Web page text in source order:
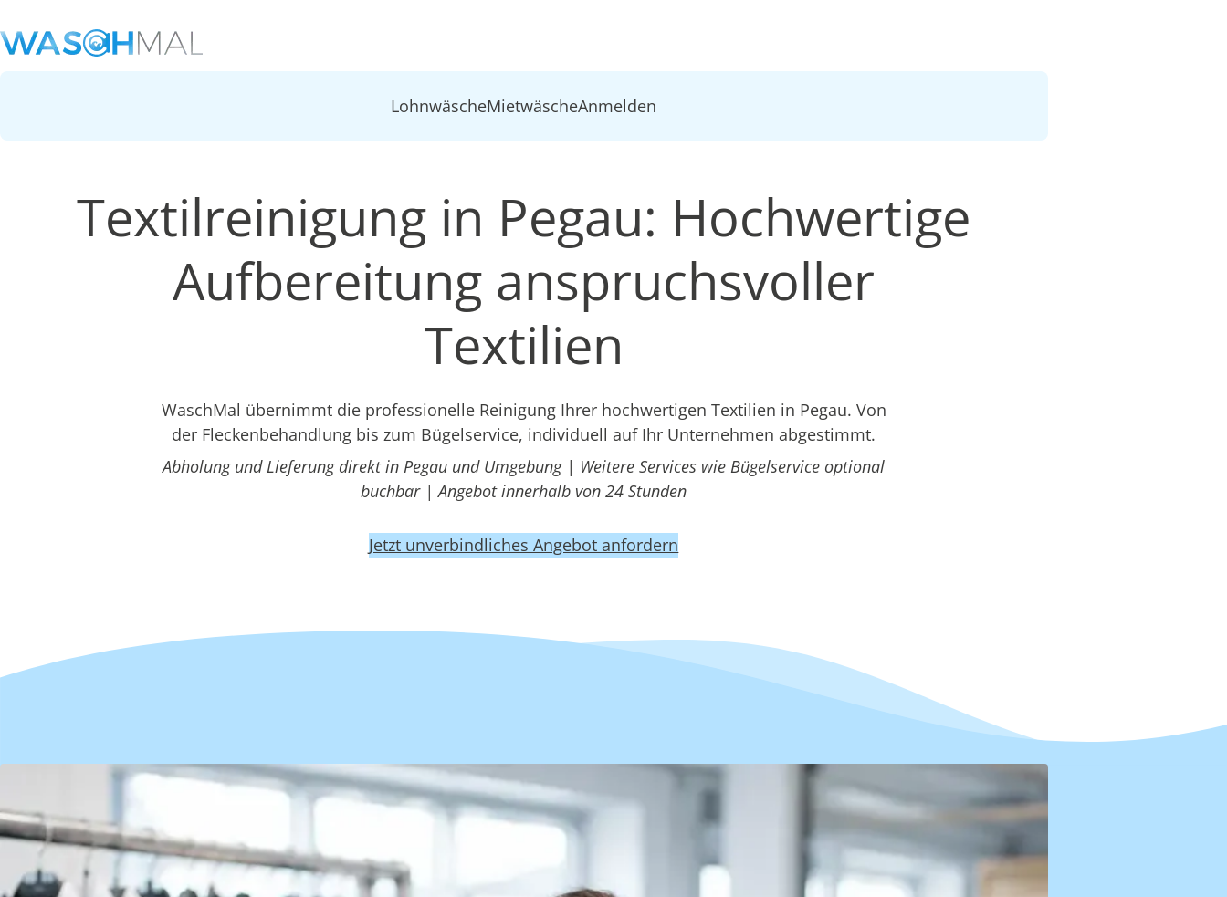
LohnwäscheMietwäscheAnmelden
Textilreinigung in Pegau: Hochwertige
Aufbereitung anspruchsvoller
Textilien
WaschMal übernimmt die professionelle Reinigung Ihrer hochwertigen Textilien in Pegau. Von
der Fleckenbehandlung bis zum Bügelservice, individuell auf Ihr Unternehmen abgestimmt.
Abholung und Lieferung direkt in Pegau und Umgebung | Weitere Services wie Bügelservice optional
buchbar | Angebot innerhalb von 24 Stunden
Jetzt unverbindliches Angebot anfordern